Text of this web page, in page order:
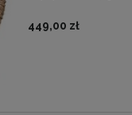
449,00 zł